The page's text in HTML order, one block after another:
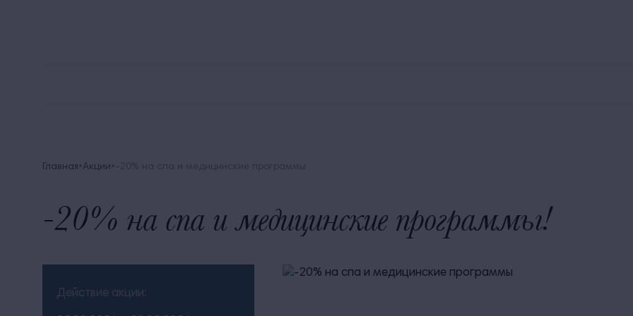
Главная Акции
-20% на спа и медицинские программы!
Действие акции: